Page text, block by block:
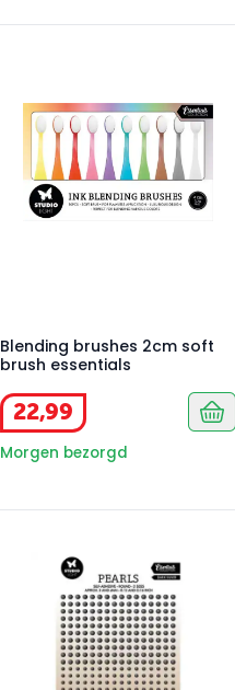
Blending brushes 2cm soft
brush essentials
22,99
Morgen bezorgd